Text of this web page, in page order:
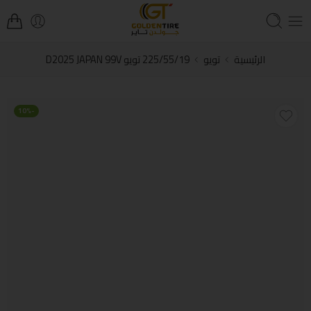
الرئيسية تويو 225/55/19 تويو D2025 JAPAN 99V
-10%